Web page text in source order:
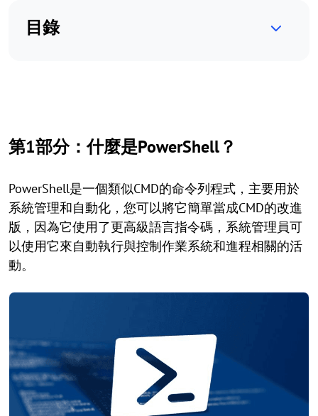
目錄
第1部分：什麼是PowerShell？
PowerShell是一個類似CMD的命令列程式，主要用於
系統管理和自動化，您可以將它簡單當成CMD的改進
版，因為它使用了更高級語言指令碼，系統管理員可
以使用它來自動執行與控制作業系統和進程相關的活
動。